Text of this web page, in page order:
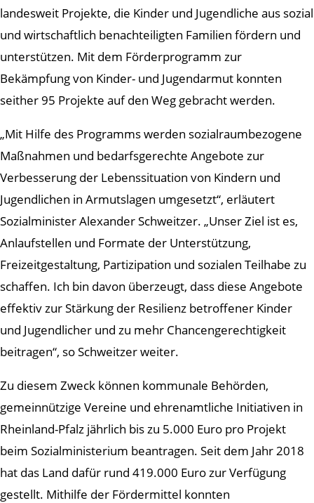
landesweit Projekte, die Kinder und Jugendliche aus sozial
und wirtschaftlich benachteiligten Familien fördern und
unterstützen. Mit dem Förderprogramm zur
Bekämpfung von Kinder- und Jugendarmut konnten
seither 95 Projekte auf den Weg gebracht werden.
„Mit Hilfe des Programms werden sozialraumbezogene
Maßnahmen und bedarfsgerechte Angebote zur
Verbesserung der Lebenssituation von Kindern und
Jugendlichen in Armutslagen umgesetzt“, erläutert
Sozialminister Alexander Schweitzer. „Unser Ziel ist es,
Anlaufstellen und Formate der Unterstützung,
Freizeitgestaltung, Partizipation und sozialen Teilhabe zu
schaffen. Ich bin davon überzeugt, dass diese Angebote
effektiv zur Stärkung der Resilienz betroffener Kinder
und Jugendlicher und zu mehr Chancengerechtigkeit
beitragen“, so Schweitzer weiter.
Zu diesem Zweck können kommunale Behörden,
gemeinnützige Vereine und ehrenamtliche Initiativen in
Rheinland-Pfalz jährlich bis zu 5.000 Euro pro Projekt
beim Sozialministerium beantragen. Seit dem Jahr 2018
hat das Land dafür rund 419.000 Euro zur Verfügung
gestellt. Mithilfe der Fördermittel konnten